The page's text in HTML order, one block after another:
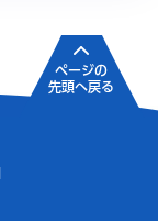
ページの
先頭へ戻る